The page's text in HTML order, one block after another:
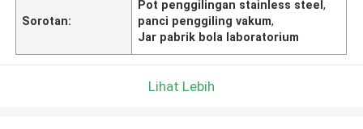
Sorotan:
Pot penggilingan stainless steel,
panci penggiling vakum,
Jar pabrik bola laboratorium
Lihat Lebih